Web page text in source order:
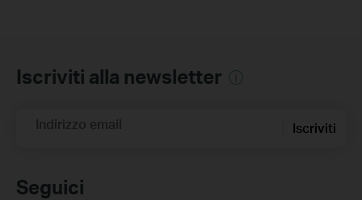
Iscriviti alla newsletter
Indirizzo email Iscriviti
Seguici